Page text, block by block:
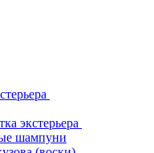
экстерьера
шампуни